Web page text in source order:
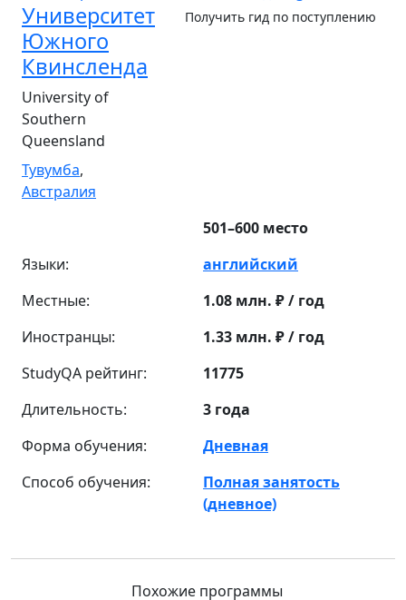
Университет
Южного
Квинсленда
University of
Southern
Queensland
Тувумба,
Австралия
Получить гид по поступлению
501–600 место
Языки:
английский
Местные:
1.08 млн. ₽ / год
Иностранцы:
1.33 млн. ₽ / год
StudyQA рейтинг:
11775
Длительность:
3 года
Форма обучения:
Дневная
Способ обучения:
Полная занятость
(дневное)
Похожие программы